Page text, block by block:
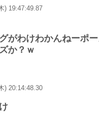
) 19:47:49.87
がわけわかんねーポ
か？ｗ
) 20:14:48.30